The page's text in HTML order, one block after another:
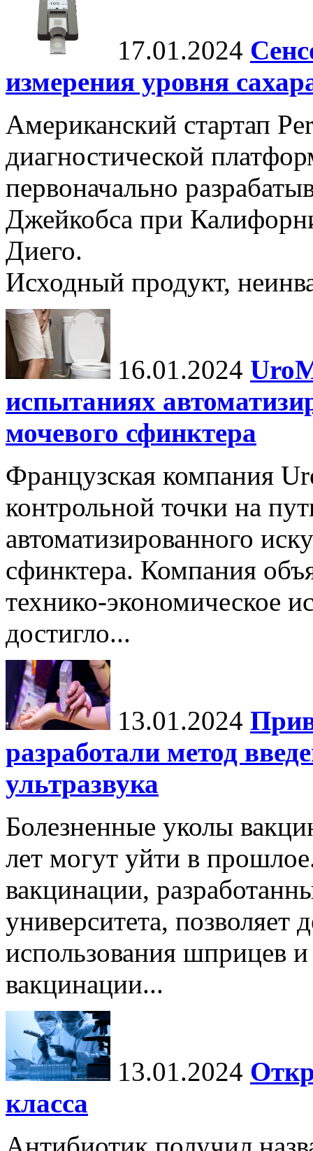
17.01.2024
измерения уровня
Американский стартап
диагностической
первоначально
Джейкобса при
Диего.
Исходный продукт,
16.01.2024
испытаниях
мочевого сфинктера
Французская компания
контрольной точки на
автоматизированного
сфинктера. Компания
технико-экономическое
достигло...
13.01.2024
разработали метод
ультразвука
Болезненные уколы
лет могут уйти в
вакцинации,
университета, позволяет
использования шприцев
вакцинации...
13.01.2024
класса